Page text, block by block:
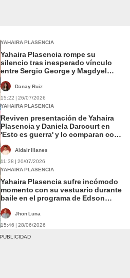
YAHAIRA PLASENCIA
Yahaira Plasencia rompe su
silencio tras inesperado vínculo
entre Sergio George y Magdyel
Danay Ruiz
15:22 | 26/07/2026
YAHAIRA PLASENCIA
Reviven presentación de Yahaira
Plasencia y Daniela Darcourt en
'Esto es guerra' y lo comparan con
Mundial: "Lo que yo esperaba"
Aldair Illanes
11:38 | 20/07/2026
YAHAIRA PLASENCIA
Yahaira Plasencia sufre incómodo
momento con su vestuario durante
baile en el programa de Edson
Jhon Luna
15:46 | 28/06/2026